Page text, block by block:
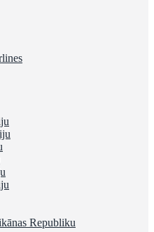
Republiku